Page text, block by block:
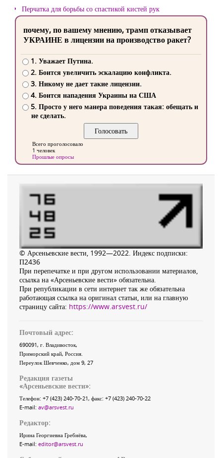
Перчатка для борьбы со спастикой кистей рук
почему, по вашему мнению, трамп отказывает
УКРАИНЕ в лицензии на производство ракет?
1. Уважает Путина.
2. Боится увеличить эскалацию конфликта.
3. Никому не дает такие лицензии.
4. Боится нападения Украины на США
5. Просто у него манера поведения такая: обещать и
не сделать.
Всего проголосовало
1 человек
Прошлые опросы
© Арсеньевские вести, 1992—2022. Индекс подписки:
П2436
При перепечатке и при другом использовании материалов,
ссылка на «Арсеньевские вести» обязательна.
При републикации в сети интернет так же обязательна
работающая ссылка на оригинал статьи, или на главную
страницу сайта: https://www.arsvest.ru/
Почтовый адрес:
690091, г. Владивосток,
Приморский край, Россия
Переулок Шевченко, дом 9, 27
Редакция газеты
«Арсеньевские вести»:
Телефон: +7 (423) 240-70-21, факс: +7 (423) 240-70-22
E-mail: av@arsvest.ru
Редактор:
Ирина Георгиевна Гребнёва,
E-mail: editor@arsvest.ru